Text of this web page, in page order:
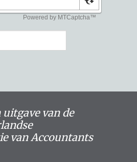
van de
van Accountants